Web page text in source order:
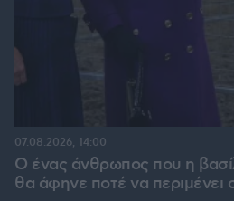
Ο ένας άνθρωπος που η
θα άφηνε ποτέ να
07.08.2026, 14:00